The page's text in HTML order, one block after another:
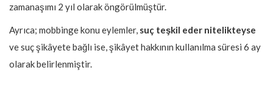
zamanaşımı 2 yıl olarak öngörülmüştür.
Ayrıca; mobbinge konu eylemler, suç teşkil eder nitelikteyse
ve suç şikâyete bağlı ise, şikâyet hakkının kullanılma süresi 6 ay
olarak belirlenmiştir.